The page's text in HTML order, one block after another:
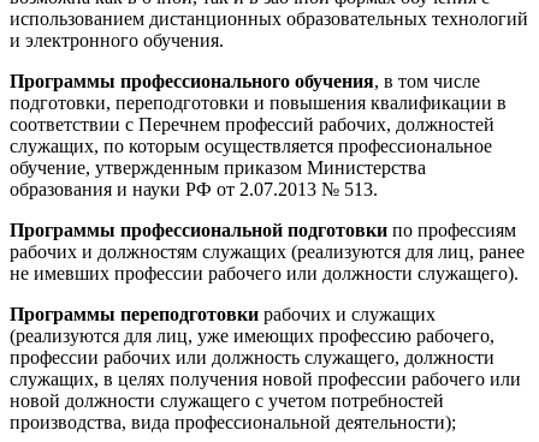
использованием дистанционных образовательных технологий
и электронного обучения.
Программы профессионального обучения, в том числе
подготовки, переподготовки и повышения квалификации в
соответствии с Перечнем профессий рабочих, должностей
служащих, по которым осуществляется профессиональное
обучение, утвержденным приказом Министерства
образования и науки РФ от 2.07.2013 № 513.
Программы профессиональной подготовки по профессиям
рабочих и должностям служащих (реализуются для лиц, ранее
не имевших профессии рабочего или должности служащего).
Программы переподготовки рабочих и служащих
(реализуются для лиц, уже имеющих профессию рабочего,
профессии рабочих или должность служащего, должности
служащих, в целях получения новой профессии рабочего или
новой должности служащего с учетом потребностей
производства, вида профессиональной деятельности);